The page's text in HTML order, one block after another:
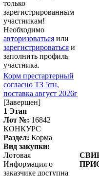
только
зарегистрированным
участникам!
Необходимо
авторизоваться или
зарегистрироваться и
заполнить профиль
участника.
Корм престартерный
согласно ТЗ 5тн,
поставка август 2026г
[Завершен]
1 Этап
Лот №: 16842
КОНКУРС
Раздел: Корма
Вид закупки:
Лотовая
Информация о
заказчике доступна